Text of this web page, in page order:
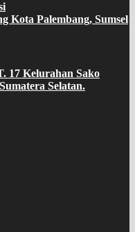
Kota Palembang, Sumsel
17 Kelurahan Sako
Selatan.